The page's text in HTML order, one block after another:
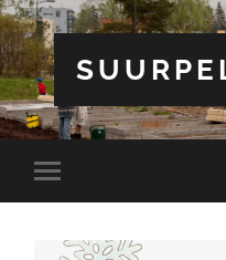
Toggle
mobile